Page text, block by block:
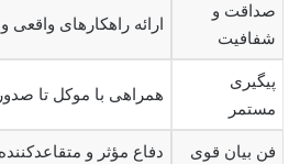
صداقت و
شفافیت
ارائه راهکارهای واقعی
پیگیری
مستمر
همراهی با موکل تا
فن بیان قوی دفاع مؤثر و